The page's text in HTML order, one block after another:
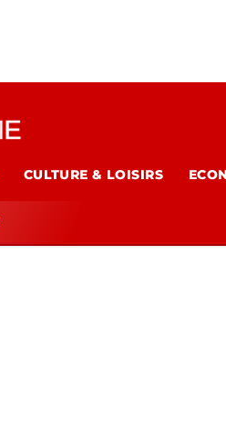
CULTURE & LOISIRS